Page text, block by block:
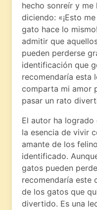
hecho sonreír y
diciendo: «¡Esto
gato hace lo
admitir que
pueden perderse
identificación que
recomendaría esta
comparta mi amor
pasar un rato
El autor ha logrado
la esencia de vivir
amante de los
identificado.
gatos pueden
recomendaría este
de los gatos que
divertido. Es una